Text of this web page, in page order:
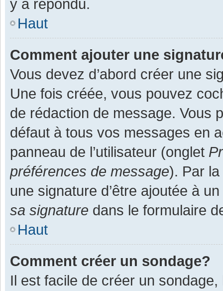
y a répondu.
Haut
Comment ajouter une
Vous devez d’abord créer une
Une fois créée, vous pouvez
de rédaction de message. Vous
défaut à tous vos messages en
panneau de l’utilisateur (onglet
préférences de message). Par
une signature d’être ajoutée à
sa signature dans le formulaire
Haut
Comment créer un sondage?
Il est facile de créer un